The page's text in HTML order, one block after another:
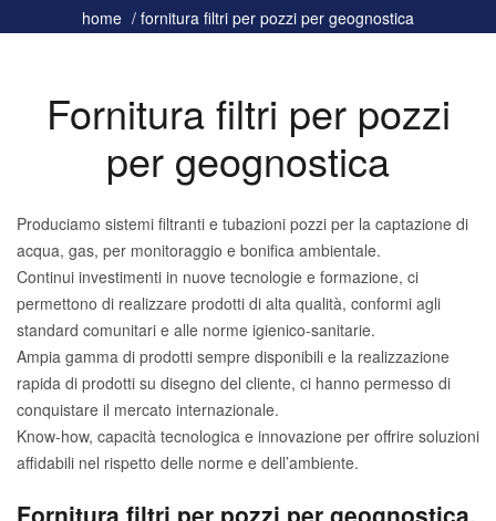
home fornitura filtri per pozzi per geognostica
Fornitura filtri per pozzi
per geognostica
Produciamo sistemi filtranti e tubazioni pozzi per la captazione di
acqua, gas, per monitoraggio e bonifica ambientale.
Continui investimenti in nuove tecnologie e formazione, ci
permettono di realizzare prodotti di alta qualità, conformi agli
standard comunitari e alle norme igienico-sanitarie.
Ampia gamma di prodotti sempre disponibili e la realizzazione
rapida di prodotti su disegno del cliente, ci hanno permesso di
conquistare il mercato internazionale.
Know-how, capacità tecnologica e innovazione per offrire soluzioni
affidabili nel rispetto delle norme e dell’ambiente.
Fornitura filtri per pozzi per geognostica.